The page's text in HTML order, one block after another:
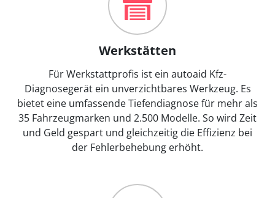
Werkstätten
Für Werkstattprofis ist ein autoaid Kfz-
Diagnosegerät ein unverzichtbares Werkzeug. Es
bietet eine umfassende Tiefendiagnose für mehr als
35 Fahrzeugmarken und 2.500 Modelle. So wird Zeit
und Geld gespart und gleichzeitig die Effizienz bei
der Fehlerbehebung erhöht.